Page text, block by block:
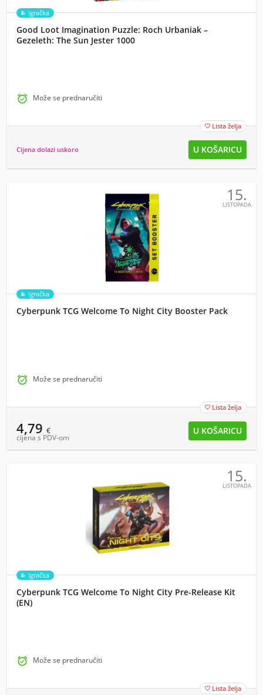
Igračka
Good Loot Imagination Puzzle: Roch Urbaniak –
Gezeleth: The Sun Jester 1000
 Može se prednaručiti
 Lista želja
Cijena dolazi uskoro
15.
LISTOPADA
Igračka
Cyberpunk TCG Welcome To Night City Booster Pack
 Može se prednaručiti
 Lista želja
4,79 €
cijena s PDV-om
15.
LISTOPADA
Igračka
Cyberpunk TCG Welcome To Night City Pre-Release Kit
(EN)
 Može se prednaručiti
 Lista želja